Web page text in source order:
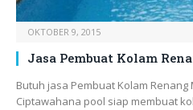
OKTOBER 9, 2015
Jasa Pembuat Kolam
Butuh jasa Pembuat Kolam Renang
Ciptawahana pool siap membuat